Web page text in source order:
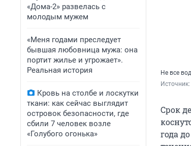
«Дома-2» развелась с
молодым мужем
«Меня годами преследует
бывшая любовница мужа: она
портит жилье и угрожает».
Реальная история
Кровь на столбе и лоскутки
ткани: как сейчас выглядит
островок безопасности, где
сбили 7 человек возле
«Голубого огонька»
Не все
Источник:
Срок
года